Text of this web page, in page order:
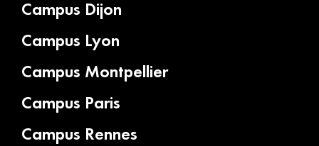
Campus Dijon
Campus Lyon
Campus Montpellier
Campus Paris
Campus Rennes